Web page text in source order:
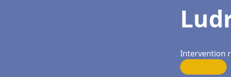
Intervention